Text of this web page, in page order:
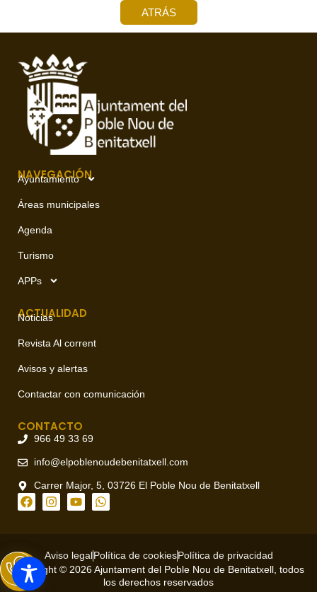
ATRÁS
NAVEGACIÓN
Ayuntamiento
Áreas municipales
Agenda
Turismo
APPs
ACTUALIDAD
Noticias
Revista Al corrent
Avisos y alertas
Contactar con comunicación
CONTACTO
966 49 33 69
info@elpoblenoudebenitatxell.com
Carrer Major, 5, 03726 El Poble Nou de Benitatxell
Aviso legalPolítica de cookiesPolítica de privacidad
Copyright © 2026 Ajuntament del Poble Nou de Benitatxell, todos
los derechos reservados